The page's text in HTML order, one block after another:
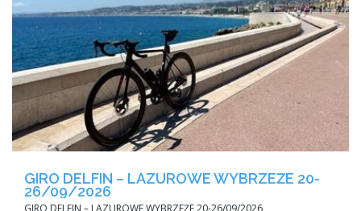
GIRO DELFIN – LAZUROWE WYBRZEŻE 20-
26/09/2026
GIRO DELFIN – LAZUROWE WYBRZEŻE 20-26/09/2026